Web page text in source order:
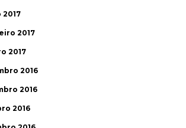
2017
2017
2017
2016
2016
2016